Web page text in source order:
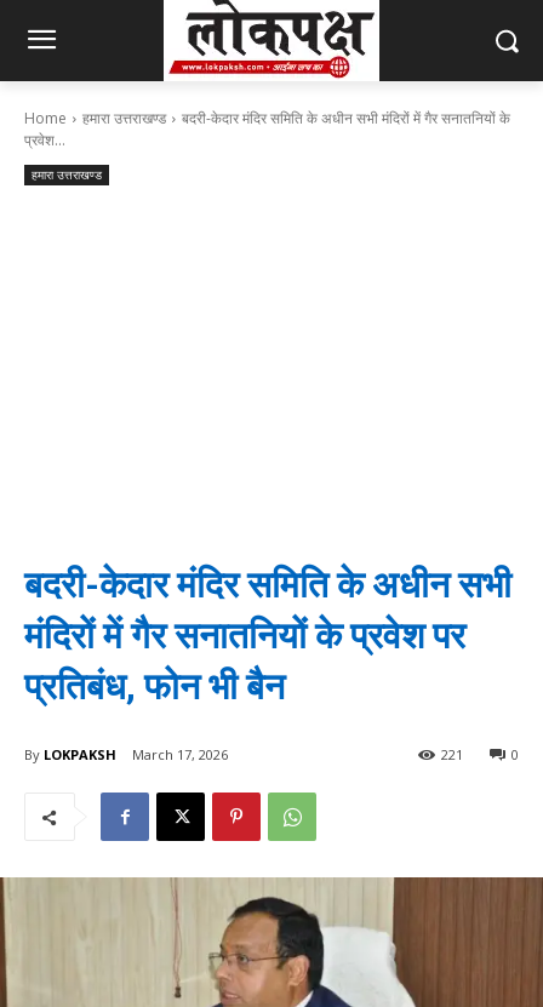
Home हमारा उत्तराखण्ड
बदरी-केदार मंदिर समिति के अधीन सभी मंदिरों में गैर सनातनियों के
प्रवेश...
हमारा उत्तराखण्ड
बदरी-केदार मंदिर समिति के अधीन सभी
मंदिरों में गैर सनातनियों के प्रवेश पर
प्रतिबंध, फोन भी बैन
By LOKPAKSH March 17, 2026 0
221